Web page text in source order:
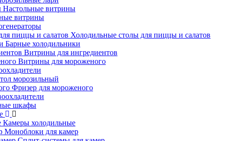
Настольные витрины
витрины
Холодильные столы для пиццы и салатов
Барные холодильники
Витрины для ингредиентов
Витрины для мороженого
морозильный
Фризер для мороженого
шкафы
Камеры холодильные
Моноблоки для камер